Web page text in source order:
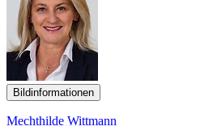
Bildinformationen
Mechthilde Wittmann